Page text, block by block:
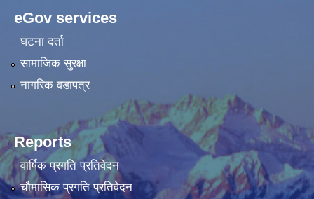
eGov services
घटना दर्ता
सामाजिक सुरक्षा
नागरिक वडापत्र
Reports
वार्षिक प्रगति प्रतिवेदन
चौमासिक प्रगति प्रतिवेदन